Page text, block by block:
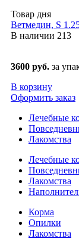
Товар дня
Ветмедин, S
В наличии 213
3600 руб. за
В корзину
Оформить заказ
Лечебные
Лакомства
Лечебные
Лакомства
Корма
Опилки
Лакомства